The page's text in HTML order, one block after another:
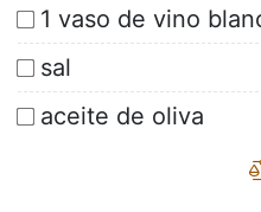
1 vaso de vino
sal
aceite de oliva